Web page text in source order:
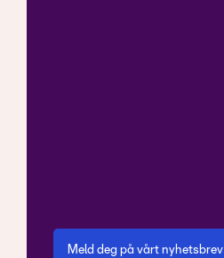
Meld deg på vårt nyhetsbrev